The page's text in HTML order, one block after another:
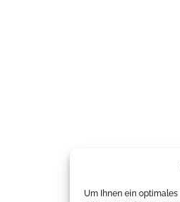
Um Ihnen ein